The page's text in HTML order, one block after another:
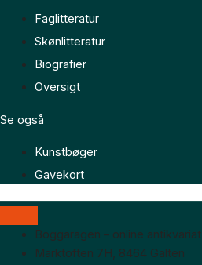
Faglitteratur
Skønlitteratur
Biografier
Oversigt
Se også
Kunstbøger
Gavekort
Boggaragen – online antikvariat
Marktoften 7H, 8464 Galten